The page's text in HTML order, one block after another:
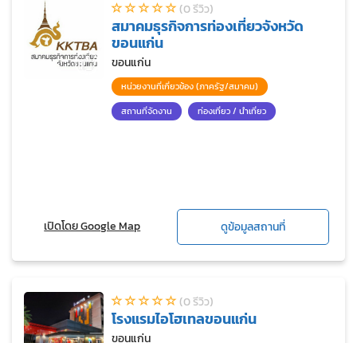
(0 รีวิว)
สมาคมธุรกิจการท่องเที่ยวจังหวัด
ขอนแก่น
ขอนแก่น
หน่วยงานที่เกี่ยวข้อง (ภาครัฐ/สมาคม)
สถานที่จัดงาน
ท่องเที่ยว / นำเที่ยว
เปิดโดย Google Map ดูข้อมูลสถานที่
(0 รีวิว)
โรงแรมไอโฮเทลขอนแก่น
ขอนแก่น